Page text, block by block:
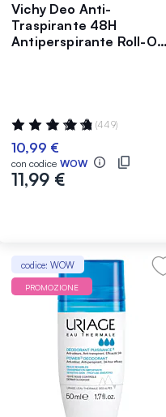
Vichy Deo Anti-
Traspirante 48H
Antiperspirante Roll-On
Valutazione:
99%
(449)
10,99 €
con codice WOW
11,99 €
codice: WOW
PROMOZIONE